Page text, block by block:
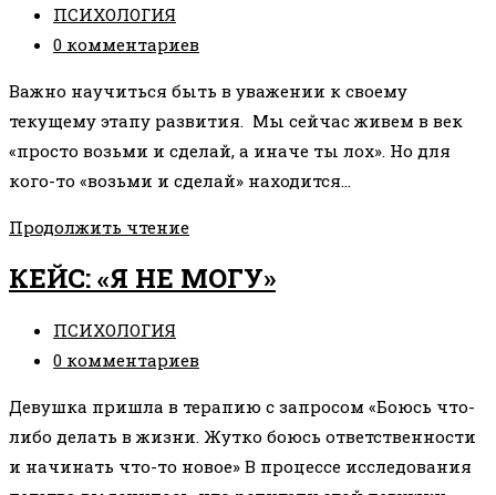
ПЕРЕХОДИТ
В
КАЧЕСТВО
Рубрика
записи:
ПСИХОЛОГИЯ
Комментарии
записи:
0 комментариев
Важно научиться быть в уважении к своему
текущему этапу развития. Мы сейчас живем в век
«просто возьми и сделай, а иначе ты лох». Но для
кого-то «возьми и сделай» находится…
Продолжить чтениеПРИНЯТЬ
ЭТАП
КЕЙС: «Я НЕ МОГУ»
Рубрика
записи:
ПСИХОЛОГИЯ
Комментарии
записи:
0 комментариев
Девушка пришла в терапию с запросом «Боюсь что-
либо делать в жизни. Жутко боюсь ответственности
и начинать что-то новое» В процессе исследования